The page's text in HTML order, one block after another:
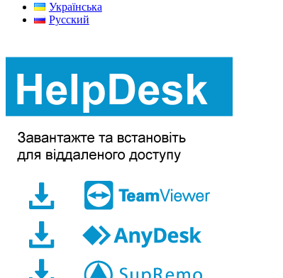
Українська
Русский